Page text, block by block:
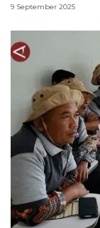
9 September 2025